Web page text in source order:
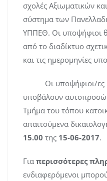
σχολές Αξιωματικών
σύστημα των
ΥΠΠΕΘ. Οι υποψήφιοι
από το διαδίκτυο
και τις ημερομηνίες
Οι υποψήφιοι/ες
υποβάλουν
Tμήμα του τόπου
απαιτούμενα
15.00 της 15-06-2017.
Για περισσότερες
ενδιαφερόμενοι